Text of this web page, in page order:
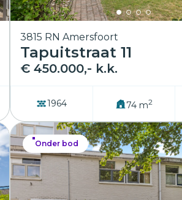
3815 RN Amersfoort
Tapuitstraat 11
€ 450.000,- k.k.
1964 74 m2
Onder bod